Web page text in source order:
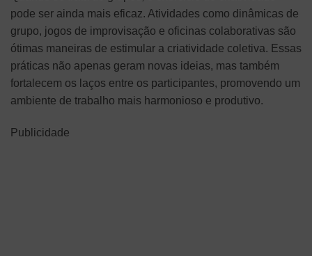
pode ser ainda mais eficaz. Atividades como dinâmicas de
grupo, jogos de improvisação e oficinas colaborativas são
ótimas maneiras de estimular a criatividade coletiva. Essas
práticas não apenas geram novas ideias, mas também
fortalecem os laços entre os participantes, promovendo um
ambiente de trabalho mais harmonioso e produtivo.
Publicidade